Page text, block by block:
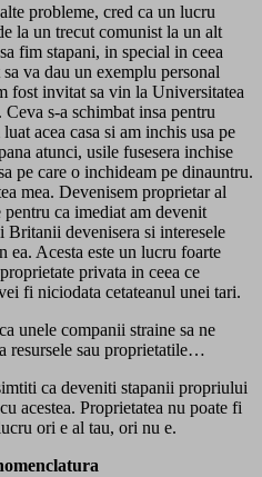
probleme, cred ca un lucru
la un trecut comunist la un alt
fim stapani, in special in ceea
va dau un exemplu personal
fost invitat sa vin la Universitatea
s-a schimbat insa pentru
acea casa si am inchis usa pe
atunci, usile fusesera inchise
pe care o inchideam pe dinauntru.
mea. Devenisem proprietar al
ca imediat am devenit
Britanii devenisera si interesele
ea. Acesta este un lucru foarte
privata in ceea ce
fi niciodata cetateanul unei tari.
unele companii straine sa ne
resursele sau proprietatile…
ca deveniti stapanii propriului
acestea. Proprietatea nu poate fi
ori e al tau, ori nu e.